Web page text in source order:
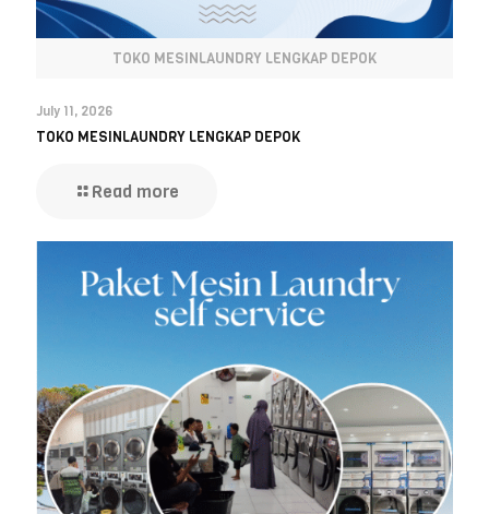
TOKO MESINLAUNDRY LENGKAP DEPOK
July 11, 2026
TOKO MESINLAUNDRY LENGKAP DEPOK
Read more